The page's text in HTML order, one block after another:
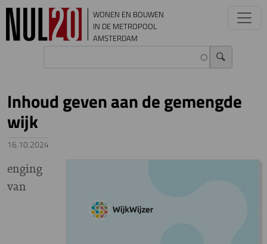
Overslaan en naar de inhoud gaan
WONEN EN BOUWEN
IN DE METROPOOL
AMSTERDAM
Inhoud geven aan de gemengde
wijk
16.10.2024
enging
van